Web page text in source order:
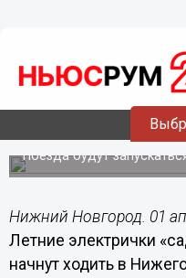
01.04.201913:16
Летние
Нижегородской
Поезда будут
Нижний Новгород. 01
Летние электрички
начнут ходить в